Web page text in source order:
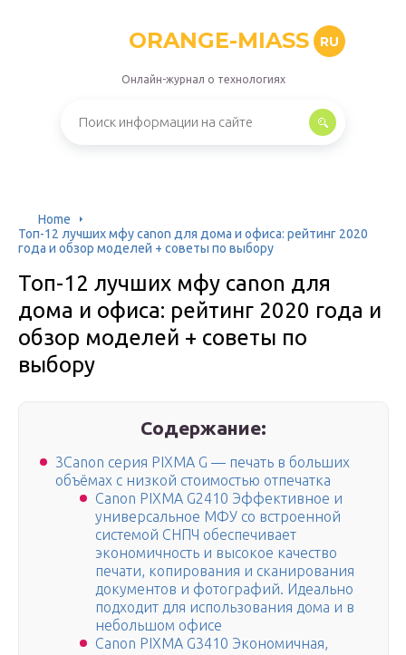
ORANGE-MIASS RU
Онлайн-журнал о технологиях
Home
Топ-12 лучших мфу canon для дома и офиса: рейтинг 2020
года и обзор моделей + советы по выбору
Топ-12 лучших мфу canon для
дома и офиса: рейтинг 2020 года и
обзор моделей + советы по
выбору
Содержание:
3Canon серия PIXMA G — печать в больших
объёмах с низкой стоимостью отпечатка
Canon PIXMA G2410 Эффективное и
универсальное МФУ со встроенной
системой СНПЧ обеспечивает
экономичность и высокое качество
печати, копирования и сканирования
документов и фотографий. Идеально
подходит для использования дома и в
небольшом офисе
Canon PIXMA G3410 Экономичная,